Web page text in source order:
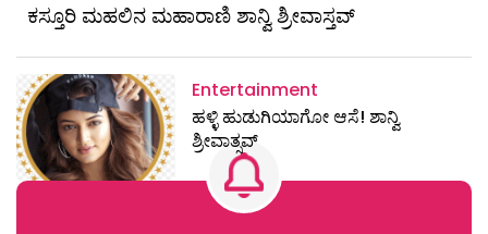
ಕಸ್ತೂರಿ ಮಹಲಿನ ಮಹಾರಾಣಿ ಶಾನ್ವಿ ಶ್ರೀವಾಸ್ತವ್
Entertainment
ಹಳ್ಳಿ ಹುಡುಗಿಯಾಗೋ ಆಸೆ! ಶಾನ್ವಿ
ಶ್ರೀವಾತ್ಸವ್